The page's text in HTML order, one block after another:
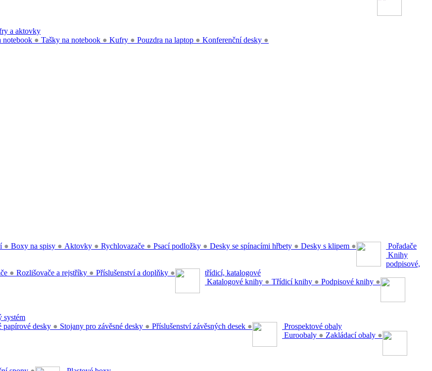
a aktovky
notebook ● Tašky na notebook ● Kufry ● Pouzdra na laptop ● Konferenční desky ●
● Boxy na spisy ● Aktovky ● Rychlovazače ● Psací podložky ● Desky se spínacími hřbety ● Desky s klipem ● Pořadače
● Rozlišovače a rejstříky ● Příslušenství a doplňky ●
Knihy
podpisové,
třídicí, katalogové
Katalogové knihy ● Třídicí knihy ● Podpisové knihy ●
systém
papírové desky ● Stojany pro závěsné desky ● Příslušenství závěsných desek ●
Prospektové obaly
Euroobaly ● Zakládací obaly ●